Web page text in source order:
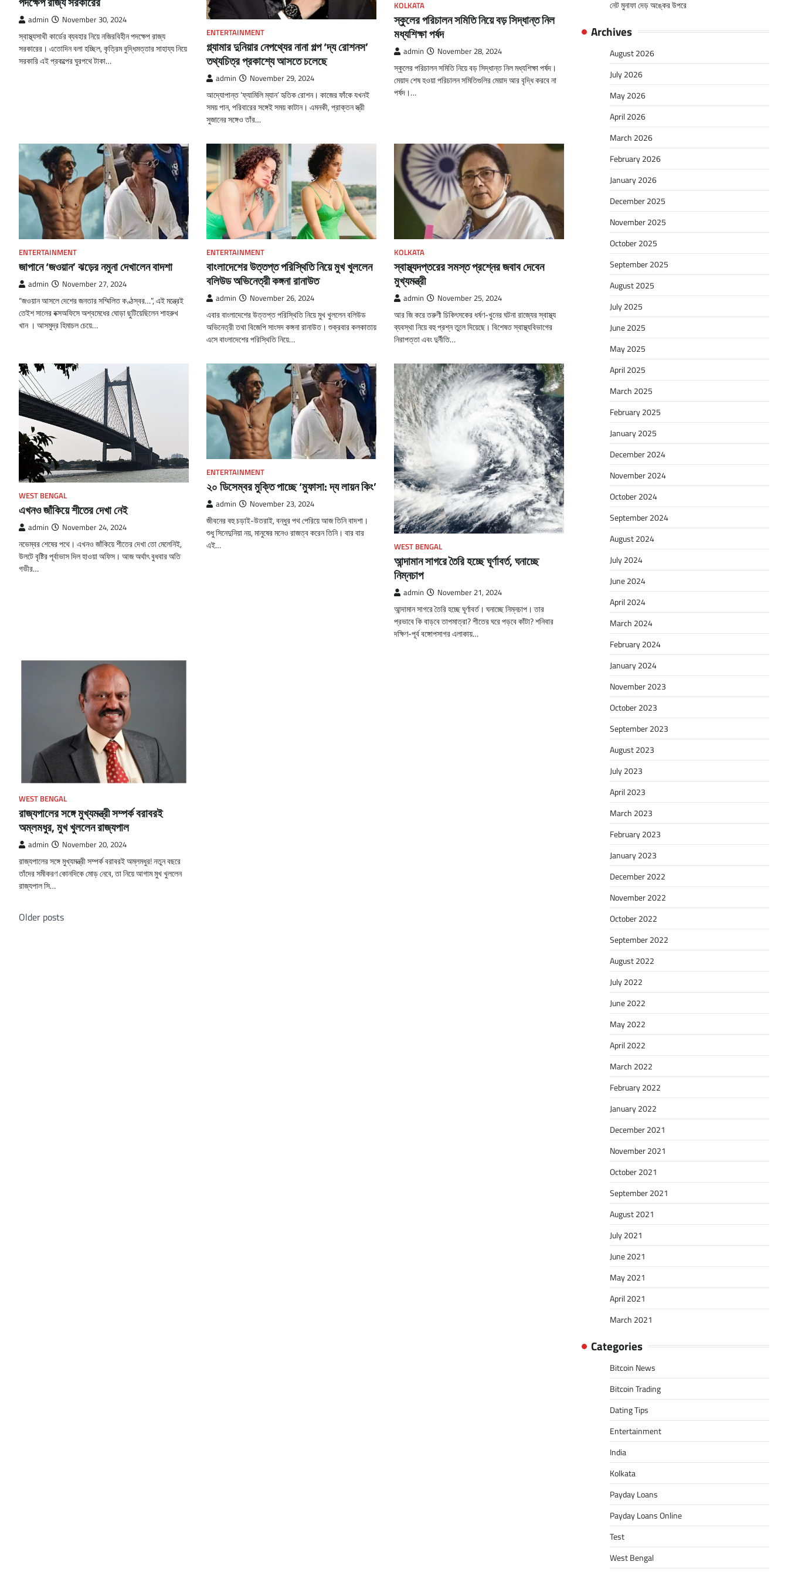
admin November 30, 2024
স্বাস্থ্যসাথী কার্ডের ব্যবহার নিয়ে নজিরবিহীন পদক্ষেপ রাজ্য
সরকারের। এতোদিন বলা হচ্ছিল, কৃত্রিম বুদ্ধিমত্তার সাহায্য নিয়ে
সরকারি এই প্রকল্পের ঘুরপথে টাকা…
ENTERTAINMENT
গ্ল্যামার দুনিয়ার নেপথ্যের নানা গল্প ‘দ্য রোশনস’
তথ্যচিত্র প্রকাশ্যে আসতে চলেছে
admin November 29, 2024
আদ্যোপান্ত ‘ফ্যামিলি ম্যান’ হৃতিক রোশন। কাজের ফাঁকে যখনই
সময় পান, পরিবারের সঙ্গেই সময় কাটান। এমনকী, প্রাক্তন স্ত্রী
সুজানের সঙ্গেও তাঁর…
KOLKATA
স্কুলের পরিচালন সমিতি নিয়ে বড় সিদ্ধান্ত নিল
মধ্যশিক্ষা পর্ষদ
admin November 28, 2024
স্কুলের পরিচালন সমিতি নিয়ে বড় সিদ্ধান্ত নিল মধ্যশিক্ষা পর্ষদ।
মেয়াদ শেষ হওয়া পরিচালন সমিতিগুলির মেয়াদ আর বৃদ্ধি করবে না
পর্ষদ।…
ENTERTAINMENT
জাপানে ‘জওয়ান’ ঝড়ের নমুনা দেখালেন বাদশা
admin November 27, 2024
“জওয়ান আসলে দেশের জনতার সম্মিলিত কণ্ঠস্বর…”, এই মন্ত্রেই
তেইশ সালের বক্সঅফিসে অশ্বমেধের ঘোড়া ছুটিয়েছিলেন শাহরুখ
খান । আসমুদ্র হিমাচল চেয়ে…
ENTERTAINMENT
বাংলাদেশের উত্তপ্ত পরিস্থিতি নিয়ে মুখ খুললেন
বলিউড অভিনেত্রী কঙ্গনা রানাউত
admin November 26, 2024
এবার বাংলাদেশের উত্তপ্ত পরিস্থিতি নিয়ে মুখ খুললেন বলিউড
অভিনেত্রী তথা বিজেপি সাংসদ কঙ্গনা রানাউত। শুক্রবার কলকাতায়
এসে বাংলাদেশের পরিস্থিতি নিয়ে…
KOLKATA
স্বাস্থ্যদপ্তরের সমস্ত প্রশ্নের জবাব দেবেন
মুখ্যমন্ত্রী
admin November 25, 2024
আর জি করে তরুণী চিকিৎসকের ধর্ষণ-খুনের ঘটনা রাজ্যের স্বাস্থ্য
ব্যবস্থা নিয়ে বহু প্রশ্ন তুলে দিয়েছে। বিশেষত স্বাস্থ্যবিভাগের
নিরাপত্তা এবং দুর্নীতি…
WEST BENGAL
এখনও জাঁকিয়ে শীতের দেখা নেই
admin November 24, 2024
নভেম্বর শেষের পথে। এখনও জাঁকিয়ে শীতের দেখা তো মেলেনিই,
উলটে বৃষ্টির পূর্বাভাস দিল হাওয়া অফিস। আজ অর্থাৎ বুধবার অতি
গভীর…
ENTERTAINMENT
২০ ডিসেম্বর মুক্তি পাচ্ছে ‘মুফাসা: দ্য লায়ন কিং’
admin November 23, 2024
জীবনের বহু চড়াই-উতরাই, বন্ধুর পথ পেরিয়ে আজ তিনি বাদশা।
শুধু সিনেদুনিয়া নয়, মানুষের মনেও রাজত্ব করেন তিনি। বার বার
এই…
WEST BENGAL
আন্দামান সাগরে তৈরি হচ্ছে ঘূর্ণাবর্ত, ঘনাচ্ছে
নিম্নচাপ
admin November 21, 2024
আন্দামান সাগরে তৈরি হচ্ছে ঘূর্ণাবর্ত। ঘনাচ্ছে নিম্নচাপ। তার
প্রভাবে কি বাড়বে তাপমাত্রা? শীতের ঘরে পড়বে কাঁটা? শনিবার
দক্ষিণ-পূর্ব বঙ্গোপসাগর এলাকায়…
WEST BENGAL
রাজ্যপালের সঙ্গে মুখ্যমন্ত্রী সম্পর্ক বরাবরই
অম্লমধুর, মুখ খুললেন রাজ্যপাল
admin November 20, 2024
রাজ্যপালের সঙ্গে মুখ্যমন্ত্রী সম্পর্ক বরাবরই অম্লমধুর! নতুন বছরে
তাঁদের সমীকরণ কোনদিকে মোড় নেবে, তা নিয়ে আগাম মুখ খুললেন
রাজ্যপাল সি…
Posts
Older posts
নেট মুনাফা দেড় অঙ্কের উপরে
Archives
August 2026
July 2026
May 2026
April 2026
March 2026
February 2026
January 2026
December 2025
November 2025
October 2025
September 2025
August 2025
July 2025
June 2025
May 2025
April 2025
March 2025
February 2025
January 2025
December 2024
November 2024
October 2024
September 2024
August 2024
July 2024
June 2024
April 2024
March 2024
February 2024
January 2024
November 2023
October 2023
September 2023
August 2023
July 2023
April 2023
March 2023
February 2023
January 2023
December 2022
November 2022
October 2022
September 2022
August 2022
July 2022
June 2022
May 2022
April 2022
March 2022
February 2022
January 2022
December 2021
November 2021
October 2021
September 2021
August 2021
July 2021
June 2021
May 2021
April 2021
March 2021
Categories
Bitcoin News
Bitcoin Trading
Dating Tips
Entertainment
India
Kolkata
Payday Loans
Payday Loans Online
Test
West Bengal